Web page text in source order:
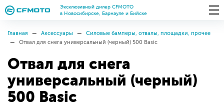
Эксклюзивный дилер CFMOTO
в Новосибирске, Барнауле и Бийске
Главная Аксессуары
Силовые бамперы, отвалы, площадки, прочее
Отвал для снега универсальный (черный) 500 Basic
Отвал для снега
универсальный (черный)
500 Basic